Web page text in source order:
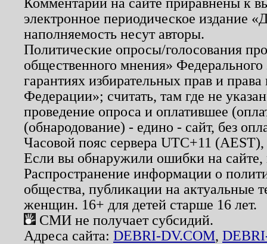
электронное периодическое издание
наполняемость несут авторы.
Политические опросы/голосования
общественного мнения»
гарантиях избирательных прав и
Федерации»; считать, там где не
проведение опроса и оплатившее
(обнародование) - едино - сайт, без
Часовой пояс сервера UTC+11
Если вы обнаружили ошибки на
Распространение информации о
общества, публикации на актуальные
женщин. 16+ для детей старше 16 лет.
СМИ не получает субсидий.
Адреса сайта: DEBRI-DV.COM,